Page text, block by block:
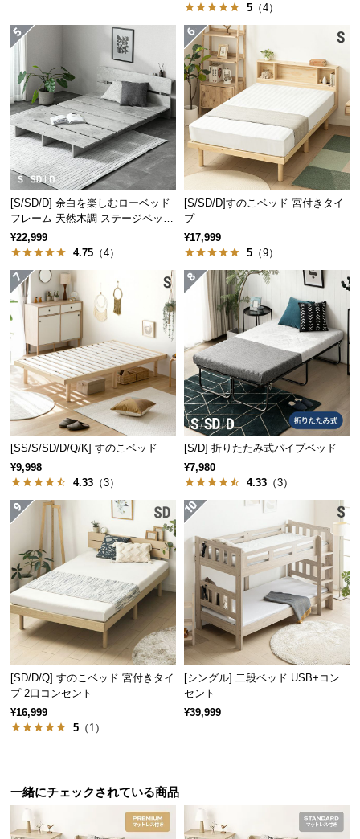
品・
ャ
セ
ル
に
つ
い
て
保
証
に
い
て
会
員
規
約
に
つ
い
客
サ
ポ
お
ブ
5 （4）
[S/SD/D] 余白を楽しむローベッド
フレーム 天然木調 ステージベッド
2口コンセントタイプ
¥22,999
4.75 （4）
[S/SD/D]すのこベッド 宮付きタイ
プ
¥17,999
5 （9）
[SS/S/SD/D/Q/K] すのこベッド
¥9,998
4.33 （3）
[S/D] 折りたたみ式パイプベッド
¥7,980
4.33 （3）
[SD/D/Q] すのこベッド 宮付きタイ
プ 2口コンセント
¥16,999
5 （1）
[シングル] 二段ベッド USB+コン
セント
¥39,999
一緒にチェックされている商品